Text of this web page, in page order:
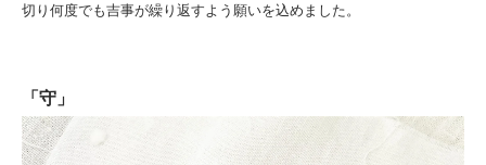
切り何度でも吉事が繰り返すよう願いを込めました。
「守」